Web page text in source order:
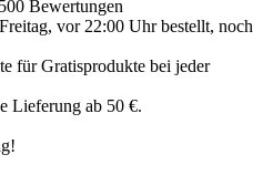
Bewertungen
vor 22:00 Uhr bestellt, noch
für Gratisprodukte bei jeder
Lieferung ab 50 €.